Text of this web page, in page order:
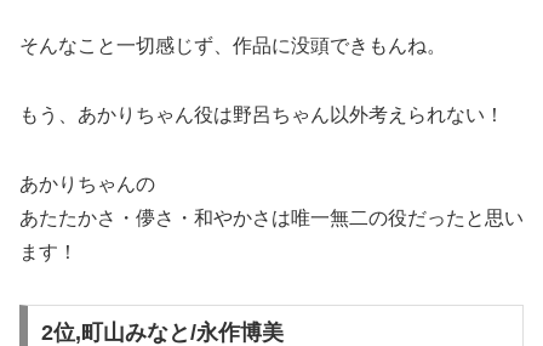
そんなこと一切感じず、作品に没頭できもんね。
もう、あかりちゃん役は野呂ちゃん以外考えられない！
あかりちゃんの
あたたかさ・儚さ・和やかさは唯一無二の役だったと思い
ます！
2位,町山みなと/永作博美